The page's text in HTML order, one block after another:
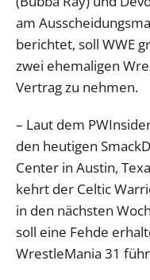
am
berichtet, soll WWE
zwei ehemaligen
Vertrag zu nehmen.
– Laut dem
den heutigen
Center in Austin,
kehrt der Celtic
in den nächsten
soll eine Fehde
WrestleMania 31